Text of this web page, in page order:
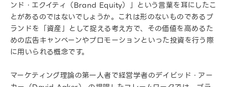
ンド・エクイティ（Brand Equity）」という言葉を耳にしたこ
とがあるのではないでしょうか。これは形のないものであるブ
ランドを「資産」として捉える考え方で、その価値を高めるた
めの広告キャンペーンやプロモーションといった投資を行う際
に用いられる概念です。
マーケティング理論の第一人者で経営学者のデイビッド・アー